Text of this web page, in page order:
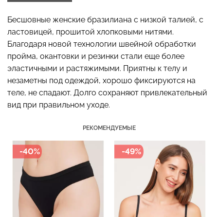
Бесшовные женские бразилиана с низкой талией, с
ластовицей, прошитой хлопковыми нитями.
Благодаря новой технологии швейной обработки
пройма, окантовки и резинки стали еще более
эластичными и растяжимыми. Приятны к телу и
незаметны под одеждой, хорошо фиксируются на
теле, не спадают. Долго сохраняют привлекательный
вид при правильном уходе.
РЕКОМЕНДУЕМЫЕ
-40% -49%
Бесшовные стринги
STRING BRIEFS (черный)
Giulia
179 грн. 299 грн.
Топ на бретелях в рубчик
CAMI TOP RIB white
(белый) Giulia
299 грн.499 грн.